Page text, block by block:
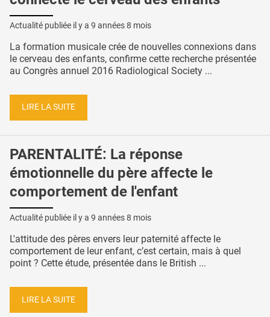
Actualité publiée il y a 9 années 8 mois
La formation musicale crée de nouvelles connexions dans
le cerveau des enfants, confirme cette recherche présentée
au Congrès annuel 2016 Radiological Society ...
LIRE LA SUITE
PARENTALITÉ: La réponse
émotionnelle du père affecte le
comportement de l'enfant
Actualité publiée il y a 9 années 8 mois
L'attitude des pères envers leur paternité affecte le
comportement de leur enfant, c’est certain, mais à quel
point ? Cette étude, présentée dans le British ...
LIRE LA SUITE